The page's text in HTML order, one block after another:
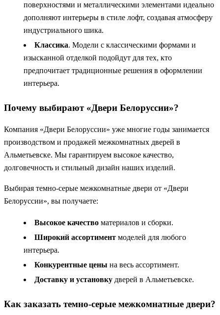
поверхностями и металлическими элементами идеально
дополняют интерьеры в стиле лофт, создавая атмосферу
индустриального шика.
Классика. Модели с классическими формами и
изысканной отделкой подойдут для тех, кто
предпочитает традиционные решения в оформлении
интерьера.
Почему выбирают «Двери Белоруссии»?
Компания «Двери Белоруссии» уже многие годы занимается
производством и продажей межкомнатных дверей в
Альметьевске. Мы гарантируем высокое качество,
долговечность и стильный дизайн наших изделий.
Выбирая темно-серые межкомнатные двери от «Двери
Белоруссии», вы получаете:
Высокое качество материалов и сборки.
Широкий ассортимент моделей для любого
интерьера.
Конкурентные цены на весь ассортимент.
Доставку и установку дверей в Альметьевске.
Как заказать темно-серые межкомнатные двери?